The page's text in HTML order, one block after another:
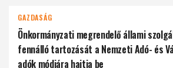
GAZDASÁG
Önkormányzati megrendelő állami
fennálló tartozását a Nemzeti Adó- és
adók módjára hajtja be